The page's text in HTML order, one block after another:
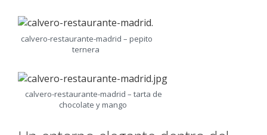
calvero-restaurante-madrid – pepito
ternera
calvero-restaurante-madrid – tarta de
chocolate y mango